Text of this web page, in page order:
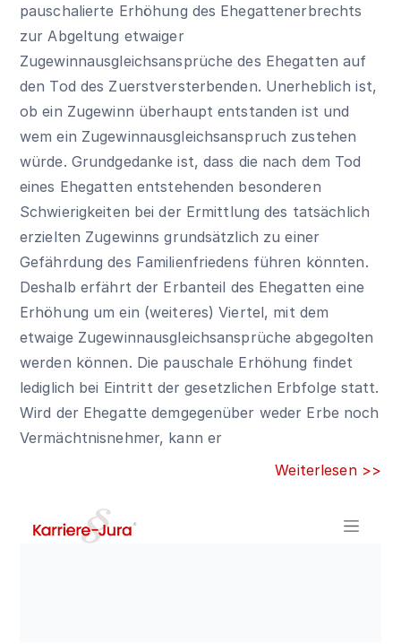
pauschalierte Erhöhung des Ehegattenerbrechts
zur Abgeltung etwaiger
Zugewinnausgleichsansprüche des Ehegatten auf
den Tod des Zuerstversterbenden. Unerheblich ist,
ob ein Zugewinn überhaupt entstanden ist und
wem ein Zugewinnausgleichsanspruch zustehen
würde. Grundgedanke ist, dass die nach dem Tod
eines Ehegatten entstehenden besonderen
Schwierigkeiten bei der Ermittlung des tatsächlich
erzielten Zugewinns grundsätzlich zu einer
Gefährdung des Familienfriedens führen könnten.
Deshalb erfährt der Erbanteil des Ehegatten eine
Erhöhung um ein (weiteres) Viertel, mit dem
etwaige Zugewinnausgleichsansprüche abgegolten
werden können. Die pauschale Erhöhung findet
lediglich bei Eintritt der gesetzlichen Erbfolge statt.
Wird der Ehegatte demgegenüber weder Erbe noch
Vermächtnisnehmer, kann er
Weiterlesen >>